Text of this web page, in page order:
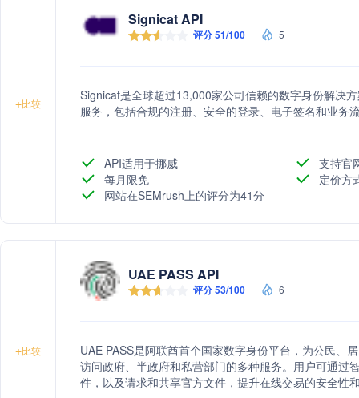
+比较
Signicat API
评分 51/100 5
Signicat是全球超过13,000家公司信赖的数字身份解决
服务，包括合规的注册、安全的登录、电子签名和业务
API适用于挪威
支持官
每月限免
定价方
网站在SEMrush上的评分为41分
+比较
UAE PASS API
评分 53/100 6
UAE PASS是阿联酋首个国家数字身份平台，为公民、
访问政府、半政府和私营部门的多种服务。用户可通过
件，以及请求和共享官方文件，提升在线交易的安全性